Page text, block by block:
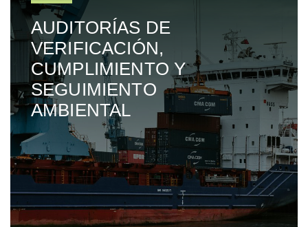
AUDITORÍAS DE
VERIFICACIÓN,
CUMPLIMIENTO Y
SEGUIMIENTO
AMBIENTAL